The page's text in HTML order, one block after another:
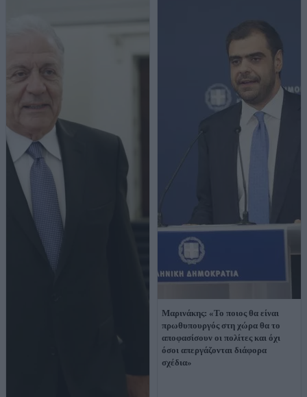
Μαρινάκης: «Το ποιος θα είναι
πρωθυπουργός στη χώρα θα το
αποφασίσουν οι πολίτες και όχι
όσοι απεργάζονται διάφορα
σχέδια»